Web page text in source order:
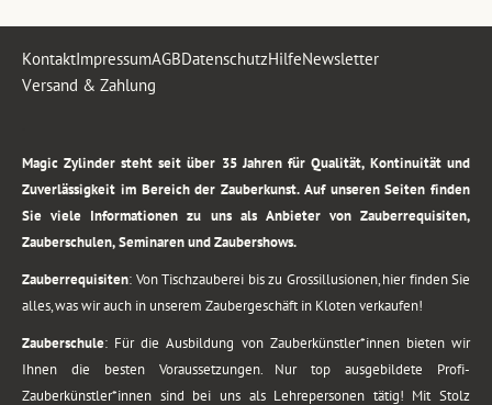
KontaktImpressumAGBDatenschutzHilfeNewsletter
Versand & Zahlung
Magic Zylinder steht seit über 35 Jahren für Qualität, Kontinuität und
Zuverlässigkeit im Bereich der Zauberkunst. Auf unseren Seiten finden
Sie viele Informationen zu uns als Anbieter von Zauberrequisiten,
Zauberschulen, Seminaren und Zaubershows.
Zauberrequisiten: Von Tischzauberei bis zu Grossillusionen, hier finden Sie
alles, was wir auch in unserem Zaubergeschäft in Kloten verkaufen!
Zauberschule: Für die Ausbildung von Zauberkünstler*innen bieten wir
Ihnen die besten Voraussetzungen. Nur top ausgebildete Profi-
Zauberkünstler*innen sind bei uns als Lehrepersonen tätig! Mit Stolz